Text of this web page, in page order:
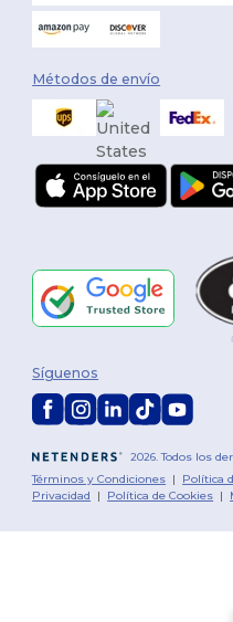
Métodos de envío
2026. Todos los
Términos y Condiciones | Política
Privacidad | Política de Cookies |
Síguenos